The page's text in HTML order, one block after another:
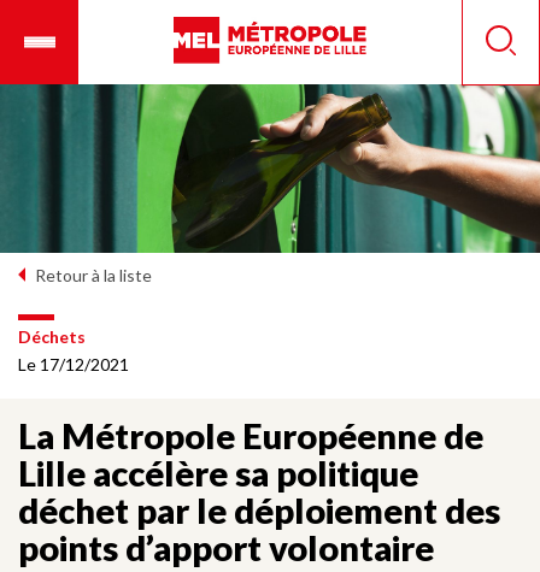
principal
mobile
Retour à la liste
Déchets
Le 17/12/2021
La Métropole Européenne de
Lille accélère sa politique
déchet par le déploiement des
points d’apport volontaire
Panneau de gestion des cookies